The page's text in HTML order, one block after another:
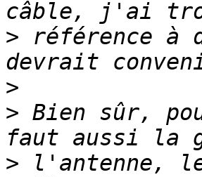
> référence à
>
> Bien sûr,
> l'antenne,